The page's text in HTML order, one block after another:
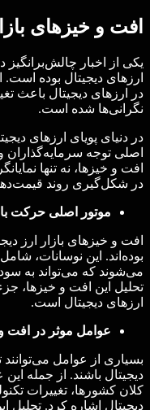
افت و خیزهای
یکی از اخبار چالش‌برانگیز
ارزهای دیجیتال بوده است.
در ارزهای دیجیتال باعث
نگرانی‌ها شده است.
در دنیای پویای ارزهای
اصلی توجه سرمایه‌گذاران
افت و خیزها، نه تنها
در شکل‌گیری روند قیمت‌دهی
موتور اصلی حرکت
افت و خیزهای بازار ارز
بوده‌اند. این نوسانات،
می‌شوند که می‌تواند به
تحلیل این افت و خیزها،
ارزهای دیجیتال است.
عوامل موثر در افت و
بسیاری از عوامل می‌توانند
دیجیتال باشند. از جمله
کلان کشورها، تغییرات
دیجیتال اشاره کرد. تحلیل